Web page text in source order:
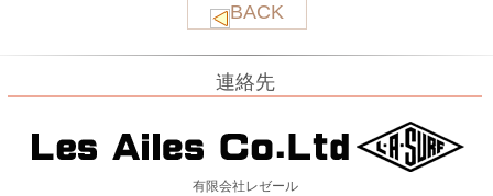
BACK
連絡先
有限会社レゼール